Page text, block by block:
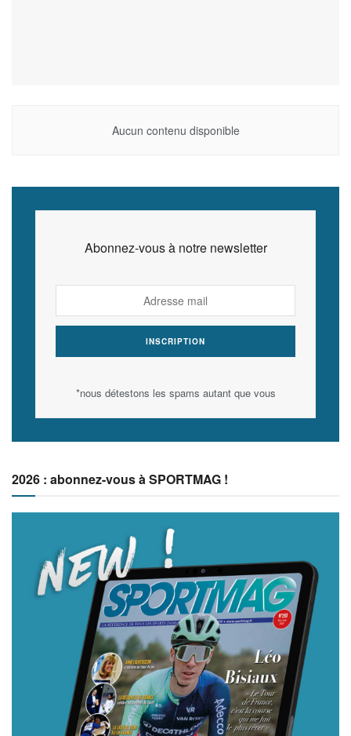
Aucun contenu disponible
Abonnez-vous à notre newsletter
*nous détestons les spams autant que vous
2026 : abonnez-vous à SPORTMAG !